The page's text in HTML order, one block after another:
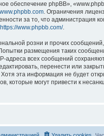
обеспечение phpBB»,
www.phpbb.com. Ограничения
за то, что администрация
https://www.phpbb.com/.
розни и прочих
размещения таких
адреса всех сообщений
перенести или
эта информация не будет
которые могут привести к